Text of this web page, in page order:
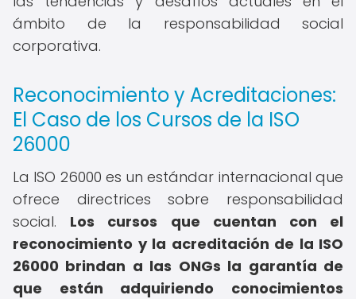
ámbito de la responsabilidad social
corporativa.
Reconocimiento y Acreditaciones:
El Caso de los Cursos de la ISO
26000
La ISO 26000 es un estándar internacional que
ofrece directrices sobre responsabilidad
social. Los cursos que cuentan con el
reconocimiento y la acreditación de la ISO
26000 brindan a las ONGs la garantía de
que están adquiriendo conocimientos